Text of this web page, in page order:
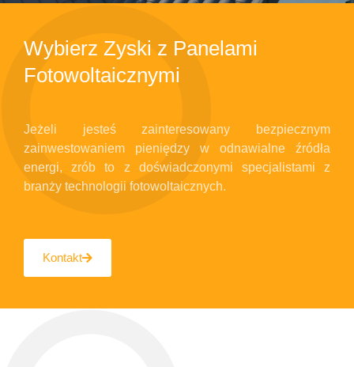
Wybierz Zyski z Panelami
Fotowoltaicznymi
Jeżeli jesteś zainteresowany bezpiecznym
zainwestowaniem pieniędzy w odnawialne źródła
energi, zrób to z doświadczonymi specjalistami z
branży technologii fotowoltaicznych.
Kontakt